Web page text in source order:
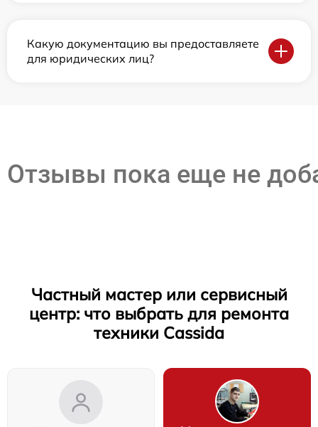
Какую документацию вы предоставляете
для юридических лиц?
Отзывы пока еще не
Частный мастер или сервисный
центр: что выбрать для ремонта
техники Cassida